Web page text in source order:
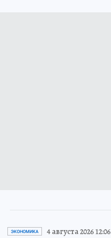
ЭКОНОМИКА 4 августа 2026 12:06